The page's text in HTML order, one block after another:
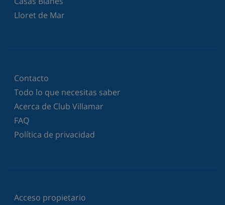
Lloret de Mar
Contacto
Todo lo que necesitas saber
Acerca de Club Villamar
FAQ
Política de privacidad
Acceso propietario